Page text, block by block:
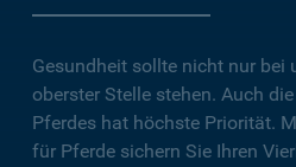
Gesundheit sollte nicht nur bei
oberster Stelle stehen. Auch
Pferdes hat höchste Priorität.
für Pferde sichern Sie Ihren